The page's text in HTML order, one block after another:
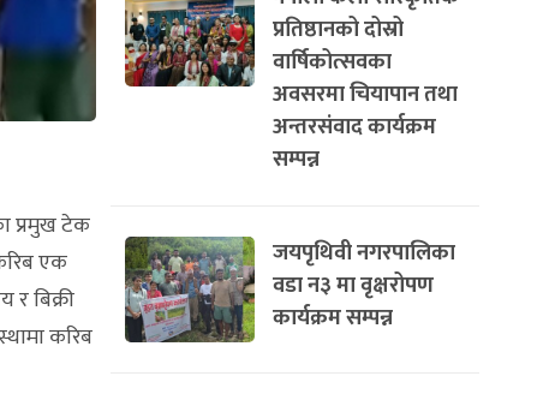
प्रमुख टेक
एक
बिक्री
करिब
प्रतिष्ठानको दोस्रो
वार्षिकोत्सवका
अवसरमा चियापान तथा
अन्तरसंवाद कार्यक्रम
सम्पन्न
जयपृथिवी नगरपालिका
वडा न३ मा वृक्षरोपण
कार्यक्रम सम्पन्न